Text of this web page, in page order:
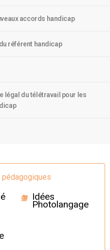
accords handicap
référent handicap
légal du télétravail pour les
Idées
Photolangage